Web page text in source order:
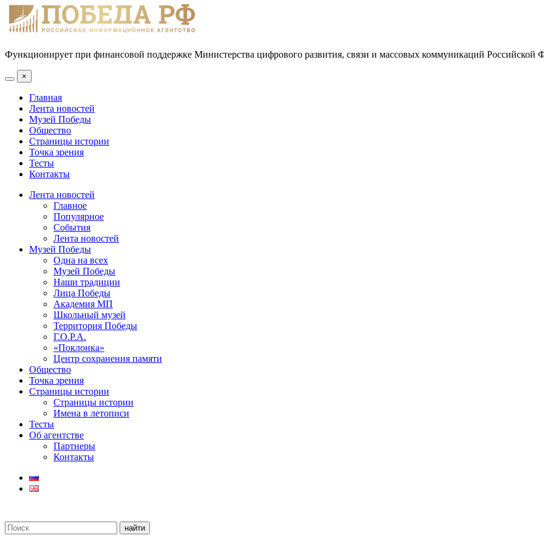
Функционирует при финансовой поддержке Министерства цифрового развития, связи и массовых коммуникаций Российской
×
Главная
Лента новостей
Музей Победы
Общество
Страницы истории
Точка зрения
Тесты
Контакты
Лента новостей
Главное
Популярное
События
Лента новостей
Музей Победы
Одна на всех
Музей Победы
Наши традиции
Лица Победы
Академия МП
Школьный музей
Территория Победы
Г.О.Р.А.
«Поклонка»
Центр сохранения памяти
Общество
Точка зрения
Страницы истории
Страницы истории
Имена в летописи
Тесты
Об агентстве
Партнеры
Контакты